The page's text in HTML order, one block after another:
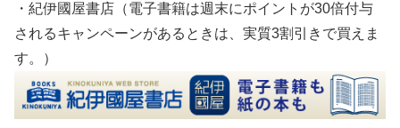
・紀伊國屋書店（電子書籍は週末にポイントが30倍付与
されるキャンペーンがあるときは、実質3割引きで買えま
す。）